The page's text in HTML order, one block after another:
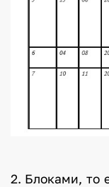
2. Блоками, то